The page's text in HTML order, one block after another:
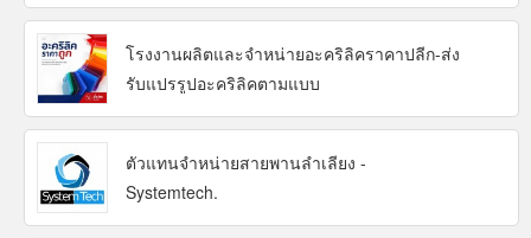
โรงงานผลิตและจำหน่ายอะคริลิคราคาปลีก-ส่ง
รับแปรรูปอะคริลิคตามแบบ
ตัวแทนจำหน่ายสายพานลำเลียง -
Systemtech.